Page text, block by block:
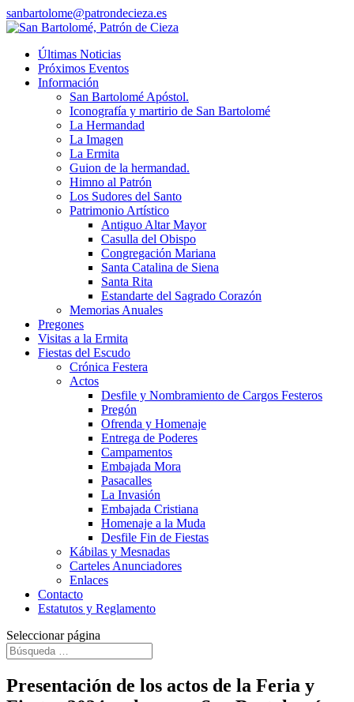
sanbartolome@patrondecieza.es
Últimas Noticias
Próximos Eventos
Información
San Bartolomé Apóstol.
Iconografía y martirio de San Bartolomé
La Hermandad
La Imagen
La Ermita
Guion de la hermandad.
Himno al Patrón
Los Sudores del Santo
Patrimonio Artístico
Antiguo Altar Mayor
Casulla del Obispo
Congregación Mariana
Santa Catalina de Siena
Santa Rita
Estandarte del Sagrado Corazón
Memorias Anuales
Pregones
Visitas a la Ermita
Fiestas del Escudo
Crónica Festera
Actos
Desfile y Nombramiento de Cargos Festeros
Pregón
Ofrenda y Homenaje
Entrega de Poderes
Campamentos
Embajada Mora
Pasacalles
La Invasión
Embajada Cristiana
Homenaje a la Muda
Desfile Fin de Fiestas
Kábilas y Mesnadas
Carteles Anunciadores
Enlaces
Contacto
Estatutos y Reglamento
Seleccionar página
Presentación de los actos de la Feria y